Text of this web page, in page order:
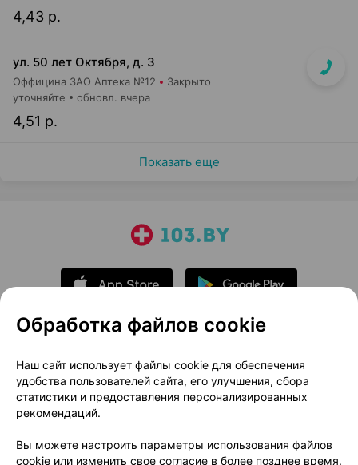
4,43 р.
ул. 50 лет Октября, д. 3
Оффицина ЗАО Аптека №12 Закрыто
4,51 р.
уточняйте обновл. вчера
Показать еще
О проекте
Новости проекта
Размещение рекламы
Медицинский маркетинг
Публичный договор
Доставка
Способы оплаты
Вакансии Партнеры
Обработка файлов cookie
Наш сайт использует файлы cookie для обеспечения
удобства пользователей сайта, его улучшения, сбора
статистики и предоставления персонализированных
рекомендаций.
Вы можете настроить параметры использования файлов
cookie или изменить свое согласие в более позднее время.